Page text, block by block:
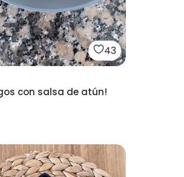
43
con salsa de atún!